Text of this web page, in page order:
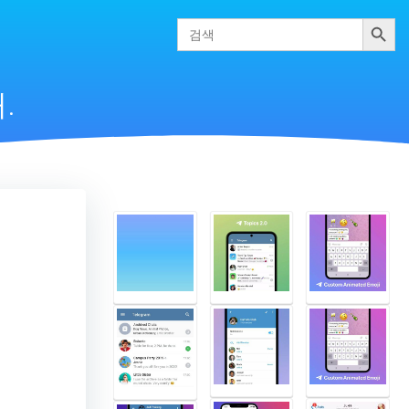
Search
for:
검색